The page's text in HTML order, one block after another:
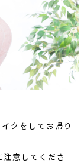
クをしてお帰り
意してくださ